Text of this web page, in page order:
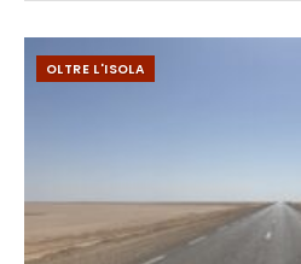
OLTRE L'ISOLA